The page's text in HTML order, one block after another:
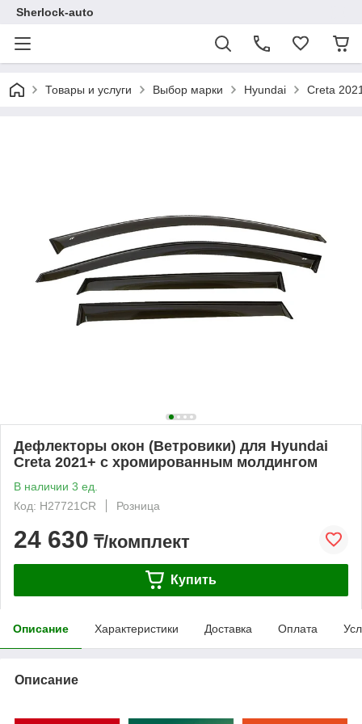
Sherlock-auto
Товары и услуги Выбор марки Hyundai Creta
Дефлекторы окон (Ветровики) для Hyundai
Creta 2021+ c хромированным молдингом
В наличии 3 ед.
Код: H27721CR
Розница
24 630 ₸/комплект
Купить
Описание Характеристики Доставка Оплата
Описание